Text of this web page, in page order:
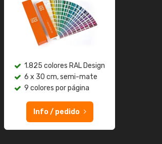
1.825 colores RAL Design
6 x 30 cm, semi-mate
9 colores por página
Info / pedido